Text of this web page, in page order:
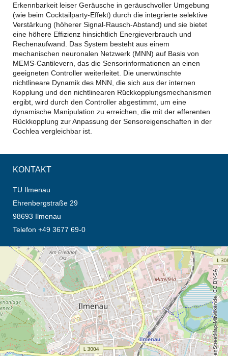
Erkennbarkeit leiser Geräusche in geräuschvoller Umgebung
(wie beim Cocktailparty-Effekt) durch die integrierte selektive
Verstärkung (höherer Signal-Rausch-Abstand) und sie bietet
eine höhere Effizienz hinsichtlich Energieverbrauch und
Rechenaufwand. Das System besteht aus einem
mechanischen neuronalen Netzwerk (MNN) auf Basis von
MEMS-Cantilevern, das die Sensorinformationen an einen
geeigneten Controller weiterleitet. Die unerwünschte
nichtlineare Dynamik des MNN, die sich aus der internen
Kopplung und den nichtlinearen Rückkopplungsmechanismen
ergibt, wird durch den Controller abgestimmt, um eine
dynamische Manipulation zu erreichen, die mit der efferenten
Rückkopplung zur Anpassung der Sensoreigenschaften in der
Cochlea vergleichbar ist.
KONTAKT
TU Ilmenau
Ehrenbergstraße 29
98693 Ilmenau
Telefon +49 3677 69-0
Öffnet die Anfahrtsbeschreibung in neuem Tab (Karte)
© OpenStreetMap-Mitwirkende, CC BY-SA